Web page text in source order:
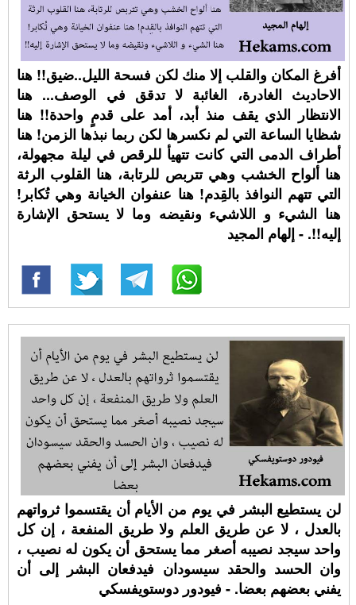
أفرغ المكان والقلب إلا منك لكن فسحة الليل..ضيق!! هنا
الاحاديث الغادرة، الغائبة لا تدقق في الوصف... هنا
الانتظار الذي يقف منذ أبد، أمد على قدمٍ واحدة!! هنا
شظايا الساعة التي لم نكسرها لكن ربما نبذها الزمن! هنا
أطراف الدمى التي كانت تتهيأ للرقص في ليلة مجهولة،
هنا ألواح الخشب وهي تتربص للرتابة، هنا القلوب الرثة
التي تتهم النوافذ بالقِدم! هنا عنفوان الخيانة وهي تُكابر!
هنا الشيء و اللاشيء ونقيضه وما لا يستحق الإشارة
إليه!!. - إلهام المجيد
لن يستطيع البشر في يوم من الأيام أن يقتسموا ثرواتهم
بالعدل ، لا عن طريق العلم ولا طريق المنفعة ، إن كل
واحد سيجد نصيبه أصغر مما يستحق أن يكون له نصيب ،
وان الحسد والحقد سيسودان فيدفعان البشر إلى أن
يفني بعضهم بعضا. - فيودور دوستويفسكي